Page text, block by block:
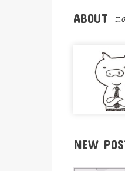
ABOUT こ
NEW